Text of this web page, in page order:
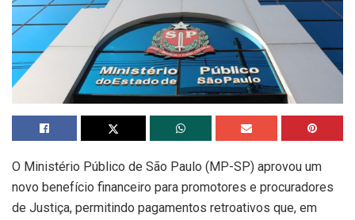
O Ministério Público de São Paulo (MP-SP) aprovou um
novo benefício financeiro para promotores e procuradores
de Justiça, permitindo pagamentos retroativos que, em